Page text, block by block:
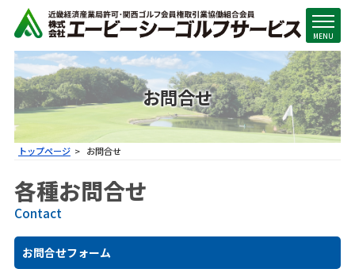
MENU
お問合せ
トップページ お問合せ
各種お問合せ
Contact
お問合せフォーム